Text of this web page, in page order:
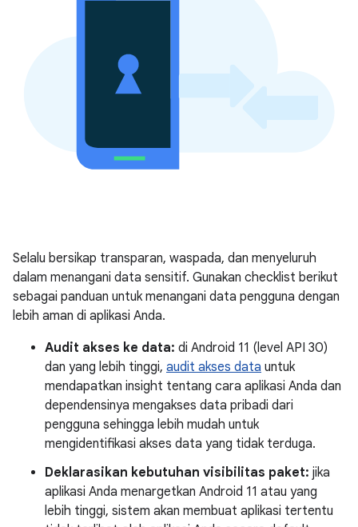
Selalu bersikap transparan, waspada, dan menyeluruh
dalam menangani data sensitif. Gunakan checklist berikut
sebagai panduan untuk menangani data pengguna dengan
lebih aman di aplikasi Anda.
Audit akses ke data: di Android 11 (level API 30)
dan yang lebih tinggi, audit akses data untuk
mendapatkan insight tentang cara aplikasi Anda dan
dependensinya mengakses data pribadi dari
pengguna sehingga lebih mudah untuk
mengidentifikasi akses data yang tidak terduga.
Deklarasikan kebutuhan visibilitas paket: jika
aplikasi Anda menargetkan Android 11 atau yang
lebih tinggi, sistem akan membuat aplikasi tertentu